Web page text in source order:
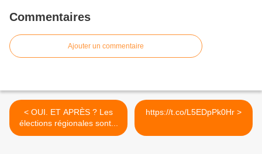
Commentaires
Ajouter un commentaire
< OUI. ET APRÈS ? Les
élections régionales sont...
https://t.co/L5EDpPk0Hr >